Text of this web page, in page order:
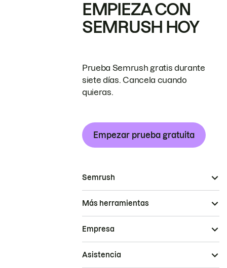
EMPIEZA CON
SEMRUSH HOY
Prueba Semrush gratis durante
siete días. Cancela cuando
quieras.
Empezar prueba gratuita
Semrush
Más herramientas
Empresa
Asistencia